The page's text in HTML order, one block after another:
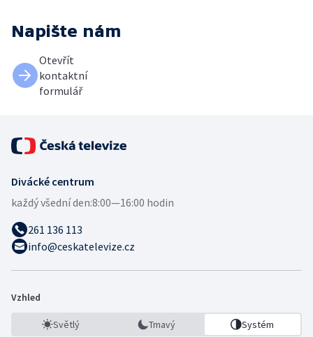
Napište nám
Otevřít
kontaktní
formulář
Divácké centrum
každý všední den:8:00—16:00 hodin
261 136 113
info@ceskatelevize.cz
Vzhled
Světlý Tmavý Systém